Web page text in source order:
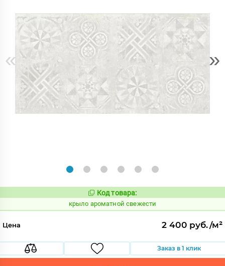
« »
Код:
828458
Код товара:
крыло ароматной свежести
Цена 2 400 руб./м²
Заказ в 1 клик